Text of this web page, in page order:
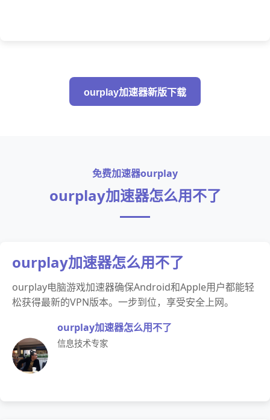
ourplay加速器新版下载
免费加速器ourplay
ourplay加速器怎么用不了
ourplay加速器怎么用不了
ourplay电脑游戏加速器确保Android和Apple用户都能轻
松获得最新的VPN版本。一步到位，享受安全上网。
ourplay加速器怎么用不了
信息技术专家